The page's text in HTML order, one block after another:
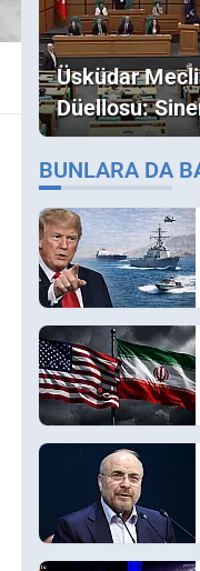
Üsküdar
Düellosu:
Ezber Bozan
"İmamoğlu"
BUNLARA DA